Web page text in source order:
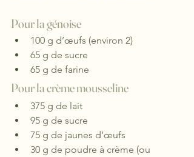
Pour la génoise
100 g d’œufs (environ 2)
65 g de sucre
65 g de farine
Pour la crème mousseline
375 g de lait
95 g de sucre
75 g de jaunes d’œufs
30 g de poudre à crème (ou